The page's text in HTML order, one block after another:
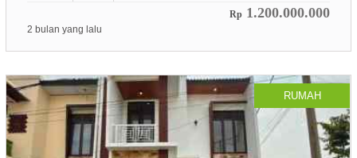
Rp 1.200.000.000
2 bulan yang lalu
RUMAH